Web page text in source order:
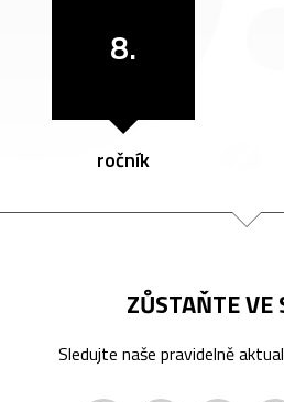
8.
ročník
ZŮSTAŇTE VE
Sledujte naše pravidelně